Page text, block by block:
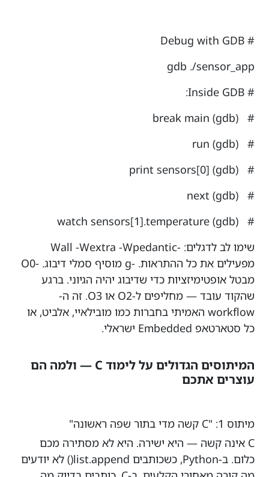
# Debug with GDB
gdb ./sensor_app
# Inside GDB:
# (gdb) break main
# (gdb) run
# (gdb) print sensors[0]
# (gdb) next
# (gdb) watch sensors[1].temperature
שימו לב לדגלים: -Wall -Wextra -Wpedantic
מפעילים את כל ההתראות. -g מוסיף סמלי דיבוג. -O0
מבטל אופטימיזציות כדי שדיבוג יהיה הגיוני. ברגע
שהקוד עובד — מחליפים ל-O2 או O3. זה ה-
workflow האמיתי בחברות כמו מובילאיי, אלביט, או
כל סטארטאפ Embedded ישראלי.
המיתוסים הגדולים על לימוד C — ולמה הם
עוצרים אתכם
מיתוס 1: "C קשה מדי בתור שפה ראשונה"
C אינה קשה — היא ישירה. היא לא מסתירה מכם
כלום. ב-Python, כשכותבים list.append() לא יודעים